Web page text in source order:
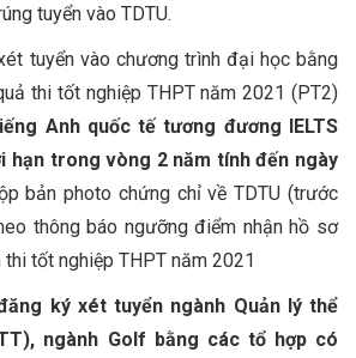
tuyển vào TDTU.
tuyển vào chương trình đại học bằng
thi tốt nghiệp THPT năm 2021 (PT2)
Anh quốc tế tương đương IELTS
hạn trong vòng 2 năm tính đến ngày
bản photo chứng chỉ về TDTU (trước
thông báo ngưỡng điểm nhận hồ sơ
tốt nghiệp THPT năm 2021
ký xét tuyển ngành Quản lý thể
ngành Golf bằng các tổ hợp có